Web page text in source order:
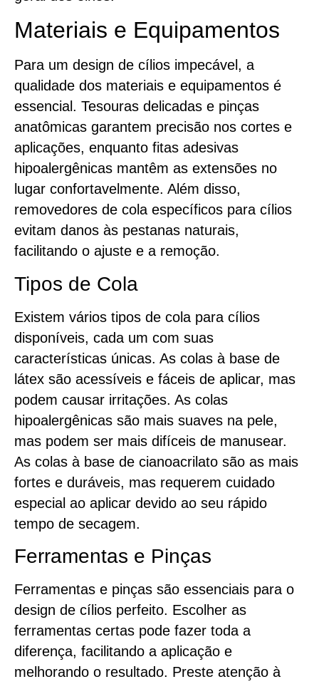
Materiais e Equipamentos
Para um design de cílios impecável, a
qualidade dos materiais e equipamentos é
essencial. Tesouras delicadas e pinças
anatômicas garantem precisão nos cortes e
aplicações, enquanto fitas adesivas
hipoalergênicas mantêm as extensões no
lugar confortavelmente. Além disso,
removedores de cola específicos para cílios
evitam danos às pestanas naturais,
facilitando o ajuste e a remoção.
Tipos de Cola
Existem vários tipos de cola para cílios
disponíveis, cada um com suas
características únicas. As colas à base de
látex são acessíveis e fáceis de aplicar, mas
podem causar irritações. As colas
hipoalergênicas são mais suaves na pele,
mas podem ser mais difíceis de manusear.
As colas à base de cianoacrilato são as mais
fortes e duráveis, mas requerem cuidado
especial ao aplicar devido ao seu rápido
tempo de secagem.
Ferramentas e Pinças
Ferramentas e pinças são essenciais para o
design de cílios perfeito. Escolher as
ferramentas certas pode fazer toda a
diferença, facilitando a aplicação e
melhorando o resultado. Preste atenção à